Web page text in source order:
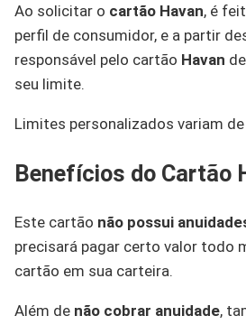
Ao solicitar o cartão Havan, é
perfil de consumidor, e a partir
responsável pelo cartão Havan
seu limite.
Limites personalizados variam
Benefícios do Cartão
Este cartão não possui
precisará pagar certo valor todo
cartão em sua carteira.
Além de não cobrar anuidade,